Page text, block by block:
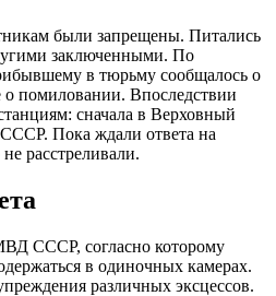
были запрещены. Питались
заключенными. По
в тюрьму сообщалось о
о помиловании. Впоследствии
сначала в Верховный
Пока ждали ответа на
расстреливали.
СССР, согласно которому
в одиночных камерах.
различных эксцессов.